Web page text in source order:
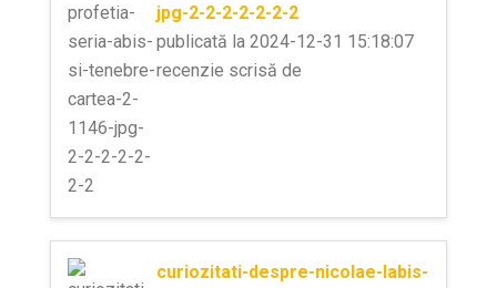
jpg-2-2-2-2-2-2-2
publicată la 2024-12-31 15:18:07
recenzie scrisă de
curiozitati-despre-nicolae-labis-